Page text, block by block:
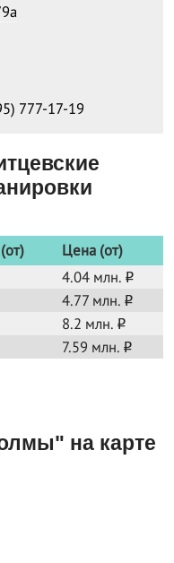
777-17-19
Цена (от)
4.04 млн. o
4.77 млн. o
8.2 млн. o
7.59 млн. o
на карте